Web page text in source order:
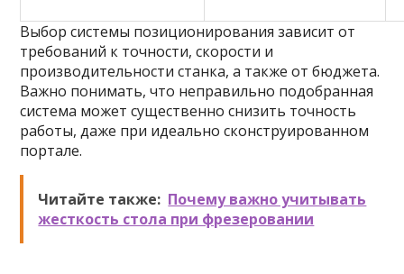
Выбор системы позиционирования зависит от
требований к точности, скорости и
производительности станка, а также от бюджета.
Важно понимать, что неправильно подобранная
система может существенно снизить точность
работы, даже при идеально сконструированном
портале.
Читайте также: Почему важно учитывать
жесткость стола при фрезеровании